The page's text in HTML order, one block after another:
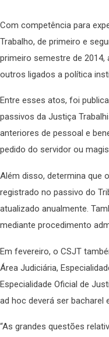
Com competência para
Trabalho, de primeiro e
primeiro semestre de
outros ligados a política
Entre esses atos, foi
passivos da Justiça
anteriores de pessoal e
pedido do servidor ou
Além disso, determina que
registrado no passivo do
atualizado anualmente.
mediante procedimento
Em fevereiro, o CSJT
Área Judiciária,
Especialidade Oficial de
ad hoc deverá ser bacharel
“As grandes questões